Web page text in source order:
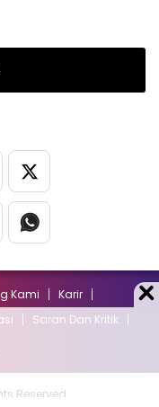
Kami
Karir
Saran Dan Kritik
Reserved.